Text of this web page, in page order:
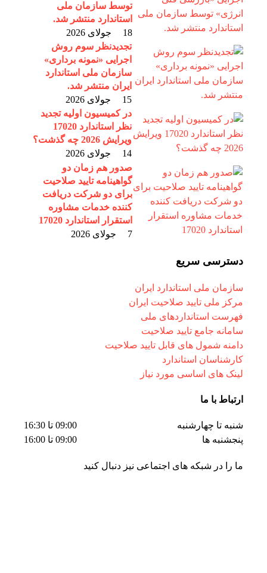
توسط سازمان ملی
استاندارد منتشر شد.
18 جولای 2026
تجدیدنظر سوم روش
اجرایی «نمونه برداری»
سازمان ملی استاندارد
ایران منتشر شد.
15 جولای 2026
در کمیسیون اولیه تجدید
نظر استاندارد 17020
ویرایش 2026 چه گذشت؟
14 جولای 2026
صدور هم زمان دو
گواهینامه تایید صلاحیت
برای دو شرکت دریافت
کننده خدمات مشاوره
استقرار استاندارد 17020
7 جولای 2026
دسترسی سریع
سازمان ملی استاندارد ایران
مرکز ملی تایید صلاحیت ایران
فهرست استانداردهای ملی
سامانه جامع تایید صلاحیت
دامنه شمول های قابل تایید صلاحیت
کارشناسان استاندارد
لینک های اساسی مورد نیاز
ارتباط با ما
شنبه تا چهارشنبه
09:00 تا 16:30
پنجشنبه ها
09:00 تا 16:00
ما را در شبکه های اجتماعی نیز دنبال کنید